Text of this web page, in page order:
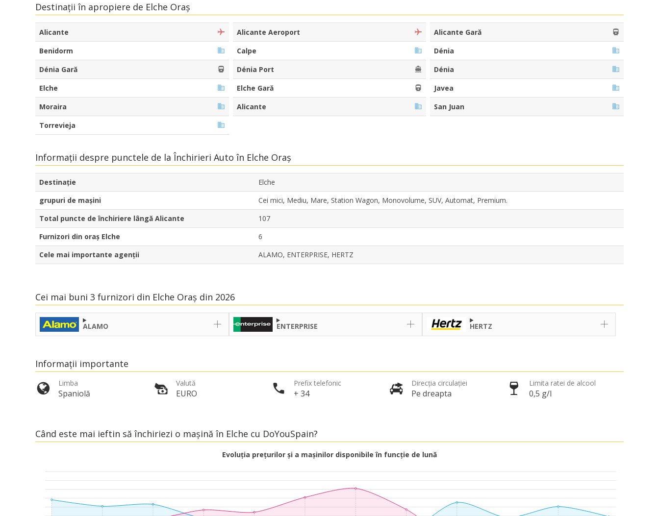
Destinații în apropiere de Elche Oraș
Alicante Alicante Aeroport
Alicante Gară
Benidorm
Calpe
Dénia
Dénia Gară
Dénia Port
Dénia
Elche
Elche Gară
Javea
Moraira
Alicante
San Juan
Torrevieja
Informații despre punctele de la Închirieri Auto în Elche Oraș
Destinaţie
Elche
grupuri de mașini
Cei mici, Mediu, Mare, Station Wagon, Monovolume, SUV, Automat, Premium.
Total puncte de închiriere lângă Alicante
107
Furnizori din oraș Elche
6
Cele mai importante agenții
ALAMO, ENTERPRISE, HERTZ
Cei mai buni 3 furnizori din Elche Oraș din 2026
ALAMO ENTERPRISE HERTZ
Informații importante
Limba
Spaniolă
Valută
EURO
Prefix telefonic
+ 34
Direcția circulației
Pe dreapta
Limita ratei de alcool
0,5 g/l
Când este mai ieftin să închiriezi o mașină în Elche cu DoYouSpain?
Evoluția prețurilor și a mașinilor disponibile în funcție de lună